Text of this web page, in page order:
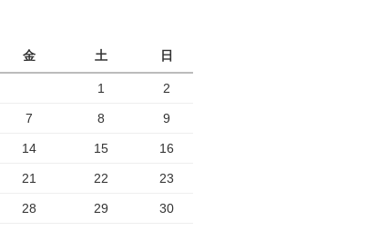
金 土 日
1 2
7 8 9
14 15 16
21 22 23
28 29 30